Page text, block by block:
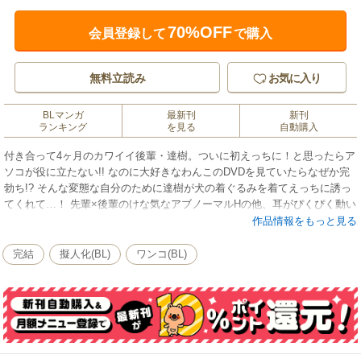
会員登録して70%OFFで購入
無料立読み お気に入り
BLマンガ
ランキング
最新刊
を見る
新刊
自動購入
付き合って4ヶ月のカワイイ後輩・達樹。ついに初えっちに！と思ったらア
ソコが役に立たない!! なのに大好きなわんこのDVDを見ていたらなぜか完
勃ち!? そんな変態な自分のために達樹が犬の着ぐるみを着てえっちに誘っ
てくれて…！ 先輩×後輩のけな気なアブノーマルHの他、耳がぴくぴく動い
ちゃう雄牛同士の学園ラブなど、魅惑のえっちたっぷり読み切り短編集。
作品情報をもっと見る
完結 擬人化(BL) ワンコ(BL)